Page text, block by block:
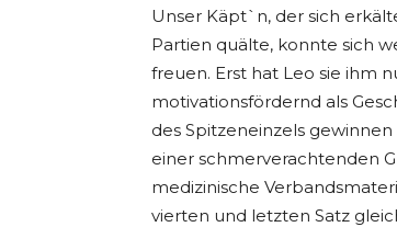
Unser Käpt`n, der sich
Partien quälte, konnte sich
freuen. Erst hat Leo sie ihm
motivationsfördernd als
des Spitzeneinzels
einer schmerverachtenden
medizinische
vierten und letzten Satz